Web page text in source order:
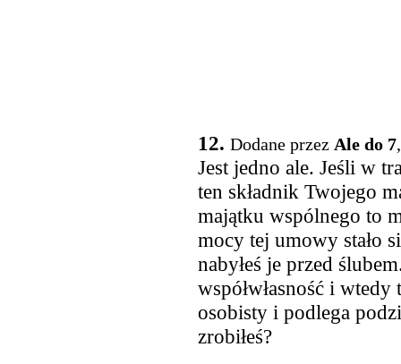
12. Dodane przez Ale do 7
Jest jedno ale. Jeśli w
ten składnik Twojego
majątku wspólnego to
mocy tej umowy stało
nabyłeś je przed
współwłasność i
osobisty i podlega
zrobiłeś?